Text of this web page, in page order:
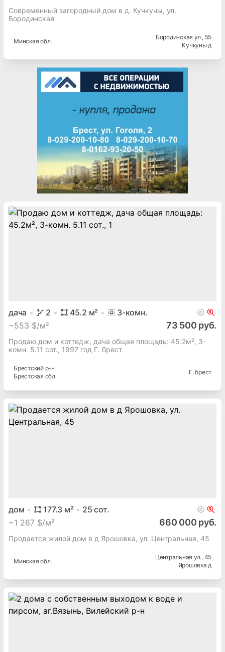
Современный загородный дом в д. Кучкуны, ул.
Бородинская
Минская обл.
Бородинская ул., 55
Кучкуны д
дача 2 45.2 м² 3-комн.
~553 $/м² 73 500 руб.
Продаю дом и коттедж, дача общая площадь: 45.2м², 3-
комн. 5.11 сот., 1997 год Г. брест
Брестский р-н
Брестская обл.
Г. брест
дом 177.3 м² 25 сот.
~1 267 $/м² 660 000 руб.
Продается жилой дом в д Ярошовка, ул. Центральная, 45
Минская обл.
Центральная ул., 45
Ярошовка д